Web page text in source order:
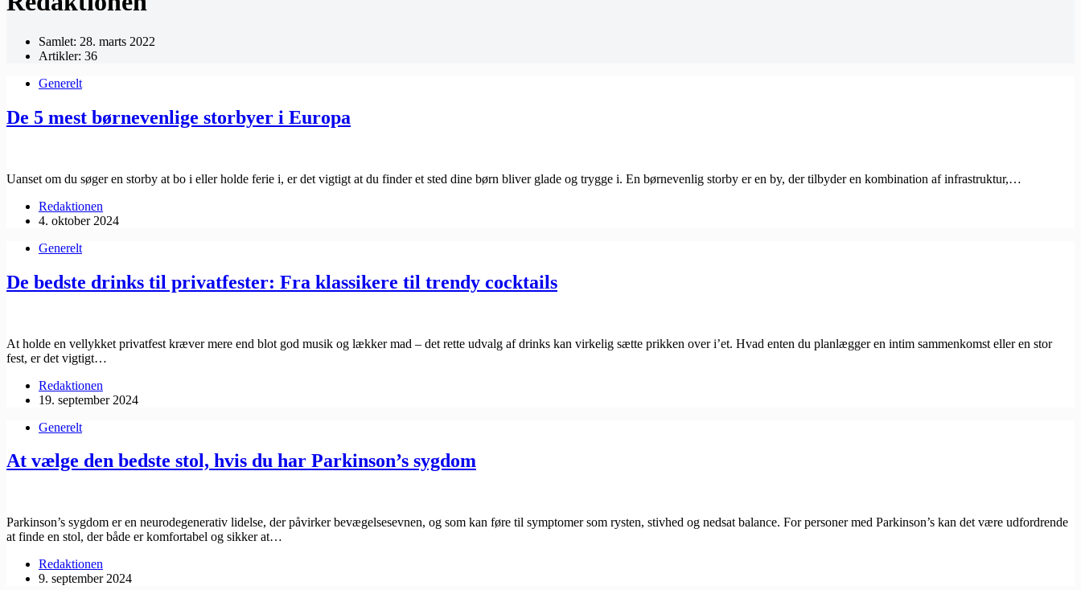
Samlet: 28. marts 2022
Artikler: 36
Generelt
De 5 mest børnevenlige storbyer i Europa
Uanset om du søger en storby at bo i eller holde ferie i, er det vigtigt at du finder et sted dine børn bliver glade og trygge i. En børnevenlig storby er en by, der tilbyder en kombination af infrastruktur,…
Redaktionen
4. oktober 2024
Generelt
De bedste drinks til privatfester: Fra klassikere til trendy cocktails
At holde en vellykket privatfest kræver mere end blot god musik og lækker mad – det rette udvalg af drinks kan virkelig sætte prikken over i’et. Hvad enten du planlægger en intim sammenkomst eller en stor
fest, er det vigtigt…
Redaktionen
19. september 2024
Generelt
At vælge den bedste stol, hvis du har Parkinson’s sygdom
Parkinson’s sygdom er en neurodegenerativ lidelse, der påvirker bevægelsesevnen, og som kan føre til symptomer som rysten, stivhed og nedsat balance. For personer med Parkinson’s kan det være udfordrende
at finde en stol, der både er komfortabel og sikker at…
Redaktionen
9. september 2024